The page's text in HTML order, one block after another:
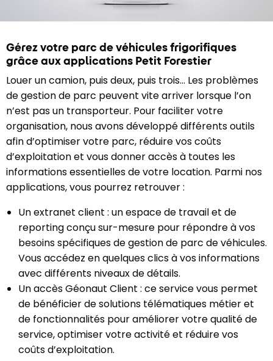
Gérez votre parc de véhicules frigorifiques
grâce aux applications Petit Forestier
Louer un camion, puis deux, puis trois… Les problèmes
de gestion de parc peuvent vite arriver lorsque l’on
n’est pas un transporteur. Pour faciliter votre
organisation, nous avons développé différents outils
afin d’optimiser votre parc, réduire vos coûts
d’exploitation et vous donner accès à toutes les
informations essentielles de votre location. Parmi nos
applications, vous pourrez retrouver :
Un extranet client : un espace de travail et de
reporting conçu sur-mesure pour répondre à vos
besoins spécifiques de gestion de parc de véhicules.
Vous accédez en quelques clics à vos informations
avec différents niveaux de détails.
Un accès Géonaut Client : ce service vous permet
de bénéficier de solutions télématiques métier et
de fonctionnalités pour améliorer votre qualité de
service, optimiser votre activité et réduire vos
coûts d’exploitation.